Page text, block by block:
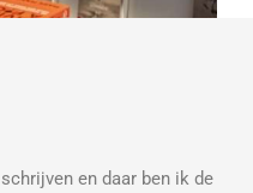
en daar ben ik de